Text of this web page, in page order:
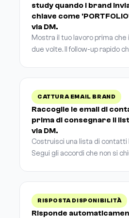
study quando i brand
chiave come
via DM.
Mostra il tuo lavoro prima che
due volte. Il follow-up rapido
CATTURA EMAIL BRAND
Raccoglie le email di
prima di consegnare il
via DM.
Costruisci una lista di contatti
Segui gli accordi che non si
RISPOSTA DISPONIBILITÀ
Risponde